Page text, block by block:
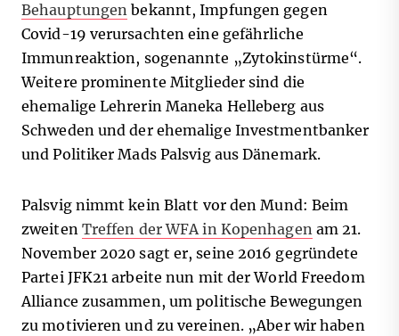
Behauptungen bekannt, Impfungen gegen
Covid-19 verursachten eine gefährliche
Immunreaktion, sogenannte „Zytokinstürme“.
Weitere prominente Mitglieder sind die
ehemalige Lehrerin Maneka Helleberg aus
Schweden und der ehemalige Investmentbanker
und Politiker Mads Palsvig aus Dänemark.
Palsvig nimmt kein Blatt vor den Mund: Beim
zweiten Treffen der WFA in Kopenhagenam 21.
November 2020 sagt er, seine 2016 gegründete
Partei JFK21 arbeite nun mit der World Freedom
Alliance zusammen, um politische Bewegungen
zu motivieren und zu vereinen. „Aber wir haben